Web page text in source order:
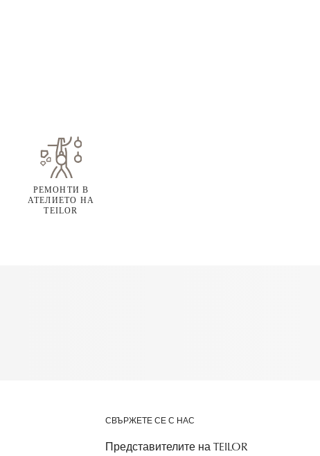
РЕМОНТИ В
АТЕЛИЕТО НА
TEILOR
СВЪРЖЕТЕ СЕ С НАС
Представителите на TEILOR